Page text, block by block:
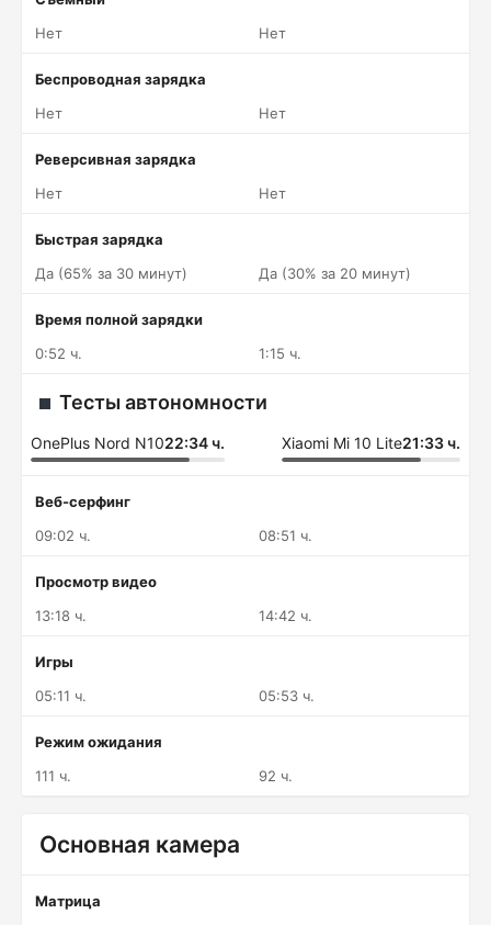
Нет
Нет
Беспроводная зарядка
Нет
Нет
Реверсивная зарядка
Нет
Нет
Быстрая зарядка
Да (65% за 30 минут)
Да (30% за 20 минут)
Время полной зарядки
0:52 ч.
1:15 ч.
Тесты автономности
OnePlus Nord N1022:34 ч. Xiaomi Mi 10 Lite21:33 ч.
Веб-серфинг
09:02 ч.
08:51 ч.
Просмотр видео
13:18 ч.
14:42 ч.
Игры
05:11 ч.
05:53 ч.
Режим ожидания
111 ч.
92 ч.
Основная камера
Матрица